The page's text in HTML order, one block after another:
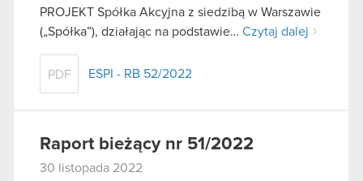
PROJEKT Spółka Akcyjna z siedzibą w Warszawie
(„Spółka”), działając na podstawie… Czytaj dalej
PDF ESPI - RB 52/2022
Raport bieżący nr 51/2022
30 listopada 2022